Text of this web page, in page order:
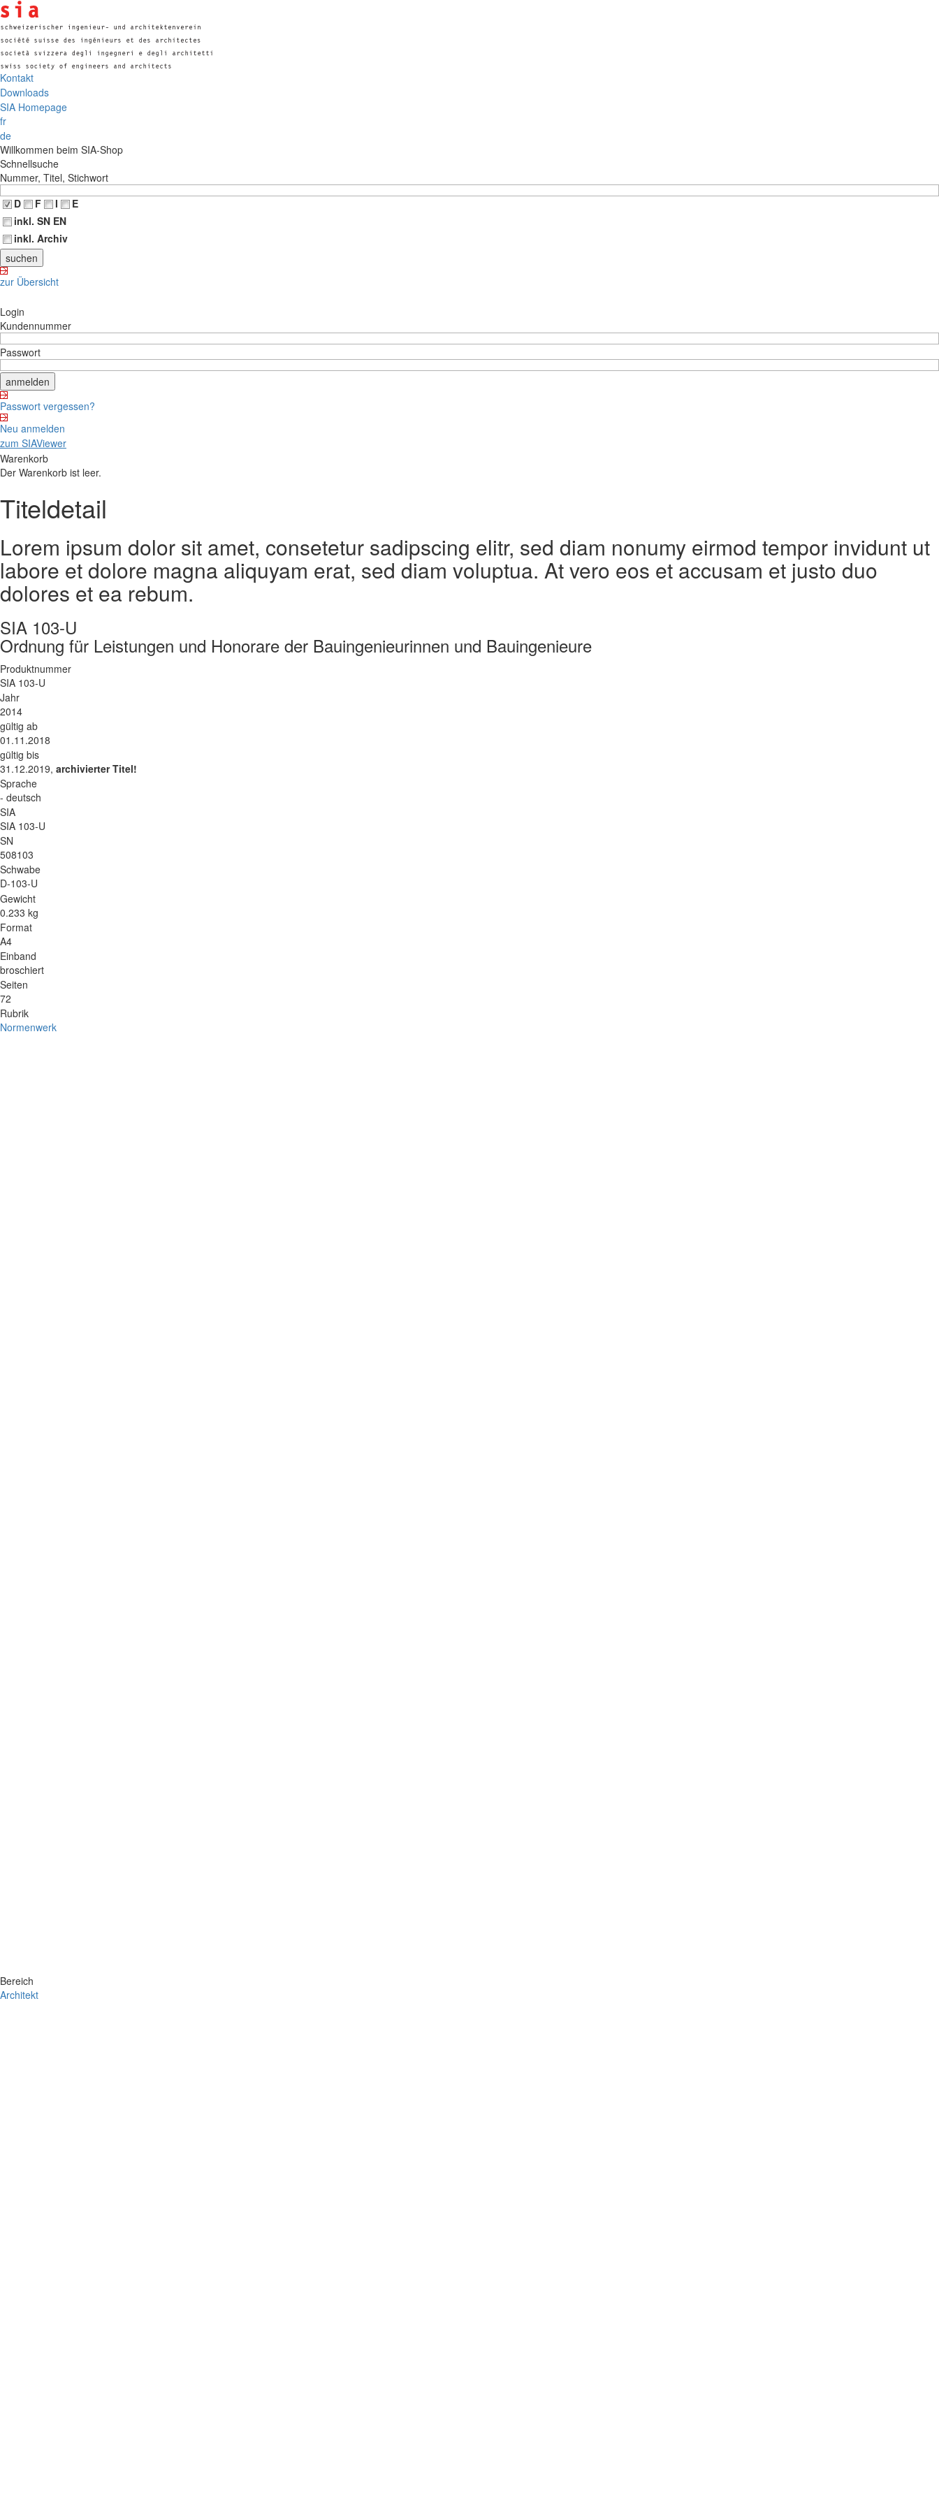
Kontakt
Downloads
SIA Homepage
fr
de
Willkommen beim SIA-Shop
Schnellsuche
Nummer, Titel, Stichwort
D
F I
E
inkl. SN EN
inkl. Archiv
zur Übersicht
Login
Kundennummer
Passwort
Passwort vergessen?
Neu anmelden
zum SIAViewer
Warenkorb
Der Warenkorb ist leer.
Titeldetail
Lorem ipsum dolor sit amet, consetetur sadipscing elitr, sed diam nonumy eirmod tempor invidunt ut
labore et dolore magna aliquyam erat, sed diam voluptua. At vero eos et accusam et justo duo
dolores et ea rebum.
SIA 103-U
Ordnung für Leistungen und Honorare der Bauingenieurinnen und Bauingenieure
Produktnummer
SIA 103-U
Jahr
2014
gültig ab
01.11.2018
gültig bis
31.12.2019, archivierter Titel!
Sprache
- deutsch
SIA
SIA 103-U
SN
508103
Schwabe
D-103-U
Gewicht
0.233 kg
Format
A4
Einband
broschiert
Seiten
72
Rubrik
Normenwerk
Bereich
Architekt